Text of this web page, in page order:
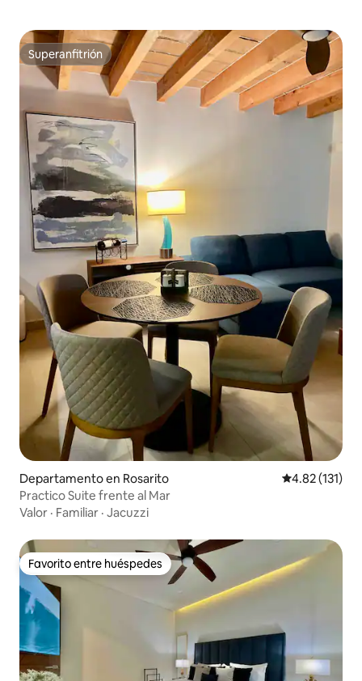
Superanfitrión
Superanfitrión
Departamento en Rosarito Calificación
4.82 (131)
Practico Suite frente al Mar
Valor · Familiar · Jacuzzi
Favorito entre huéspedes
Favorito entre huéspedes